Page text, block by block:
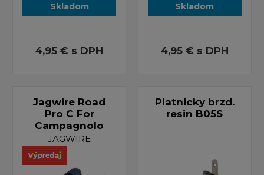
Skladom
4,95 € s DPH
Skladom
4,95 € s DPH
Jagwire Road
Pro C For
Campagnolo
JAGWIRE
Platnicky brzd.
resin B05S